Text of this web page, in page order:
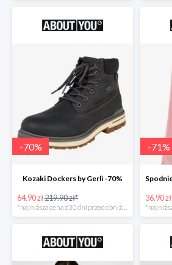
-70%
Kozaki Dockers by Gerli -70%
64.90 zł219.90 zł*
-71%
36.90 zł